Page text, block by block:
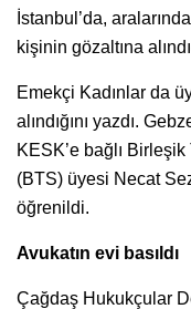
İstanbul’da,
kişinin gözaltına
Emekçi Kadınlar da
alındığını yazdı.
KESK’e bağlı Birleşik
(BTS) üyesi Necat
öğrenildi.
Avukatın evi basıldı
Çağdaş Hukukçular